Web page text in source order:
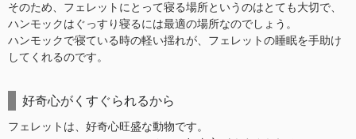
そのため、フェレットにとって寝る場所というのはとても大切で、
ハンモックはぐっすり寝るには最適の場所なのでしょう。
ハンモックで寝ている時の軽い揺れが、フェレットの睡眠を手助け
してくれるのです。
好奇心がくすぐられるから
フェレットは、好奇心旺盛な動物です。